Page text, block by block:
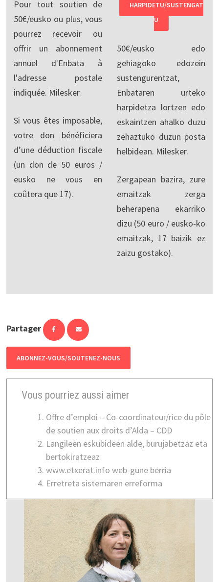
Pour tout soutien de
50€/eusko ou plus, vous
pourrez recevoir ou
offrir un abonnement
annuel d'Enbata à
l'adresse postale
indiquée. Milesker.
Si vous êtes imposable,
votre don bénéficiera
d’une déduction fiscale
(un don de 50 euros /
eusko ne vous en
coûtera que 17).
HARPIDETU/SUSTENGAT
U
50€/eusko edo
gehiagoko edozein
sustengurentzat,
Enbataren urteko
harpidetza lortzen edo
eskaintzen ahalko duzu
zehaztuko duzun posta
helbidean. Milesker.
Zergapean bazira, zure
emaitzak zerga
beherapena ekarriko
dizu (50 euro / eusko-ko
emaitzak, 17 baizik ez
zaizu gostako).
Partager
ABONNEZ-VOUS/SOUTENEZ-NOUS
Vous pourriez aussi aimer
Offre d’emploi – Co-coordinateur/rice du pôle
de soutien aux droits d’Alda – CDD
Langileen eskubideen alde, burujabetzaz eta
bertokiratzeaz
www.etxerat.info web-gune berria
Erretreta sistemaren erreforma